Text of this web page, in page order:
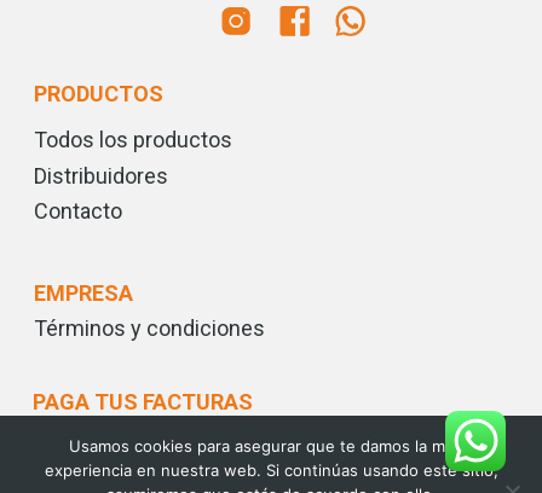
PRODUCTOS
Todos los productos
Distribuidores
Contacto
EMPRESA
Términos y condiciones
PAGA TUS FACTURAS
Usamos cookies para asegurar que te damos la mejor
experiencia en nuestra web. Si continúas usando este sitio,